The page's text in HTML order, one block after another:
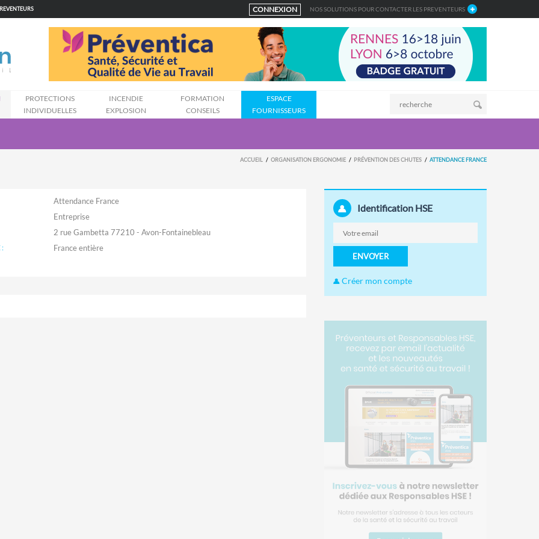
CONNEXION NOS SOLUTIONS POUR CONTACTER LES PREVENTEURS
PROTECTIONS
INDIVIDUELLES
INCENDIE
EXPLOSION
FORMATION
CONSEILS
ESPACE
FOURNISSEURS
ACCUEIL ORGANISATION ERGONOMIE PRÉVENTION DES CHUTES ATTENDANCE FRANCE
Attendance France
Entreprise
2 rue Gambetta 77210 - Avon-Fontainebleau
:
Identification HSE
ENVOYER
Créer mon compte